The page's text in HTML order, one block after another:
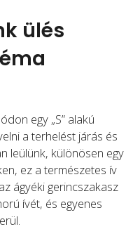
ülés
egy „S” alakú
a terhelést járás és
leülünk, különösen egy
ez a természetes ív
ágyéki gerincszakasz
ívét, és egyenes